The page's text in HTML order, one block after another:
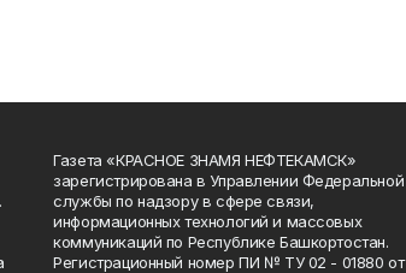
Газета «КРАСНОЕ ЗНАМЯ НЕФТЕКАМСК»
зарегистрирована в Управлении Федеральной
службы по надзору в сфере связи,
информационных технологий и массовых
коммуникаций по Республике Башкортостан.
Регистрационный номер ПИ № ТУ 02 - 01880 от